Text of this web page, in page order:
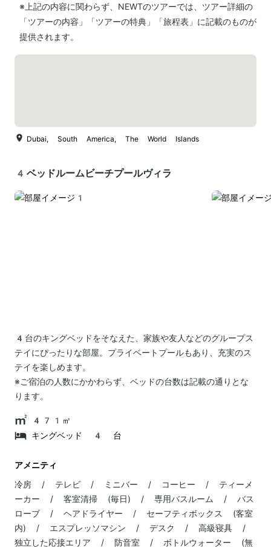
※上記の内容に関わらず、NEWTのツアーでは、ツアー詳細の
「ツアーの内容」「ツアーの特典」「旅程表」に記載のものが
提供されます。
Dubai, South America, The World Islands
4ベッドルームビーチプールヴィラ
4台のキングベッドをそなえた、家族や友人などのグループス
テイにぴったりな部屋。プライベートプールもあり、充実のス
テイを楽しめます。
※ご宿泊の人数にかかわらず、ベッドの台数は記載の通りとな
ります。
471㎡
キングベッド 4 台
アメニティ
冷房 / テレビ / ミニバー / コーヒー / ティーメ
ーカー / 客室清掃 (毎日) / 専用バスルーム / バス
ローブ / ヘアドライヤー / セーフティボックス (客室
内) / エスプレッソマシン / デスク / 高級寝具 /
独立した応接エリア / 防音室 / ボトルウォーター (無